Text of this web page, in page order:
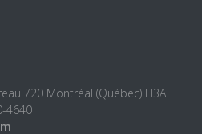
720 Montréal (Québec) H3A
4640